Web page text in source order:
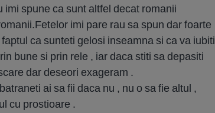
spune ca sunt altfel decat romanii
imi pare rau sa spun dar foarte
ca sunteti gelosi inseamna si ca va iubiti
bune si prin rele , iar daca stiti sa depasiti
dar deseori exageram .
ai sa fii daca nu , nu o sa fie altul ,
cu prostioare .